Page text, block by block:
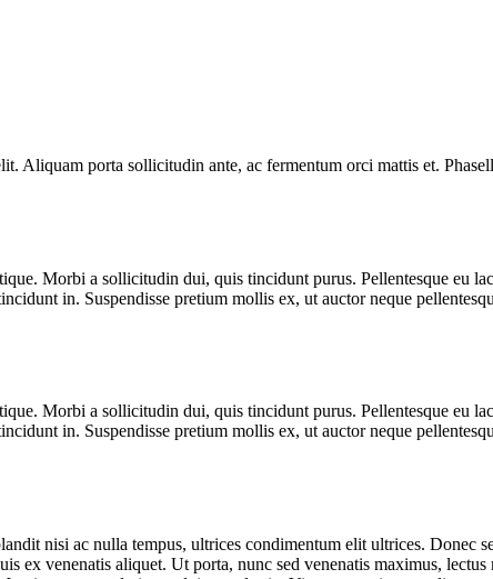
Aliquam porta sollicitudin ante, ac fermentum orci mattis et.
Morbi a sollicitudin dui, quis tincidunt purus. Pellentesque eu
in. Suspendisse pretium mollis ex, ut auctor neque
Morbi a sollicitudin dui, quis tincidunt purus. Pellentesque eu
in. Suspendisse pretium mollis ex, ut auctor neque
nisi ac nulla tempus, ultrices condimentum elit ultrices. Donec
ex venenatis aliquet. Ut porta, nunc sed venenatis maximus,